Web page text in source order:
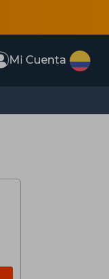
Mi Cuenta